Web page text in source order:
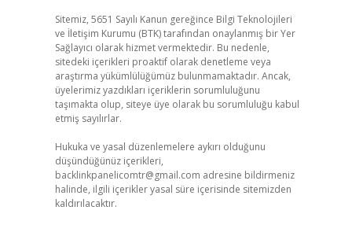
Sitemiz, 5651 Sayılı Kanun gereğince Bilgi Teknolojileri
ve İletişim Kurumu (BTK) tarafından onaylanmış bir Yer
Sağlayıcı olarak hizmet vermektedir. Bu nedenle,
sitedeki içerikleri proaktif olarak denetleme veya
araştırma yükümlülüğümüz bulunmamaktadır. Ancak,
üyelerimiz yazdıkları içeriklerin sorumluluğunu
taşımakta olup, siteye üye olarak bu sorumluluğu kabul
etmiş sayılırlar.
Hukuka ve yasal düzenlemelere aykırı olduğunu
düşündüğünüz içerikleri,
backlinkpanelicomtr@gmail.com adresine bildirmeniz
halinde, ilgili içerikler yasal süre içerisinde sitemizden
kaldırılacaktır.